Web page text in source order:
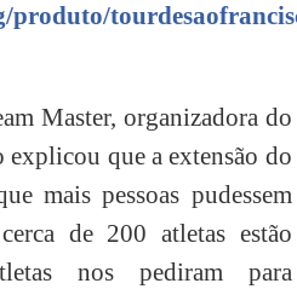
produto/
Master, organizadora do
que a extensão do
mais pessoas pudessem
de 200 atletas estão
nos pediram para